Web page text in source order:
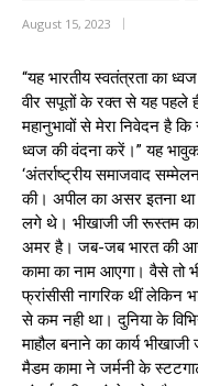
August 15, 2023
“यह भारतीय स्वतंत्रता का
वीर सपूतों के रक्त से यह पहले
महानुभावों से मेरा निवेदन है
ध्वज की वंदना करें।” यह
‘अंतर्राष्ट्रीय समाजवाद
की। अपील का असर इतना था
लगे थे। भीखाजी जी रूस्तम
अमर है। जब-जब भारत की
कामा का नाम आएगा। वैसे तो
फ्रांसीसी नागरिक थीं लेकिन
से कम नही था। दुनिया के
माहौल बनाने का कार्य
मैडम कामा ने जर्मनी के